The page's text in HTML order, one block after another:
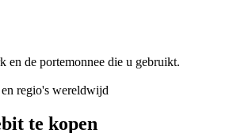
en de portemonnee die u gebruikt.
regio's wereldwijd
te kopen